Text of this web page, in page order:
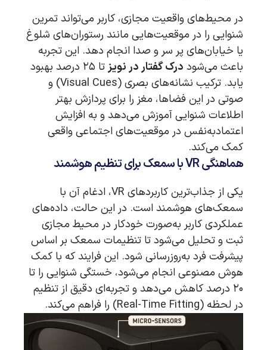
در محیط‌های واقعیت مجازی، کاربر می‌تواند تمرین
شنوایی را در موقعیت‌هایی مانند رستوران‌های شلوغ
یا خیابان‌های پر سر و صدا انجام دهد. این تجربه
باعث می‌شود درک گفتار در نویز
تا ۲۵ درصد بهبود
یابد. ترکیب نشانه‌های بصری (Visual Cues) و
صوتی در این فضاها، مغز را برای پردازش بهتر
اطلاعات شنوایی آموزش می‌دهد و به افزایش
اعتمادبه‌نفس در موقعیت‌های اجتماعی واقعی
کمک می‌کند.
هماهنگی VR با سمعک برای تنظیم هوشمند
یکی از جذاب‌ترین کاربردهای VR، ادغام آن با
سمعک‌های هوشمند است. در این حالت، داده‌های
عملکردی کاربر به‌صورت خودکار در محیط مجازی
ثبت و تحلیل می‌شود تا تنظیمات سمعک بر اساس
پیشرفت فرد به‌روزرسانی شود. این فرایند که با کمک
هوش مصنوعی انجام می‌شود، خستگی شنوایی را تا
۲۰ درصد کاهش می‌دهد و تجربه‌ای دقیق از تنظیم
در لحظه (Real-Time Fitting) را فراهم می‌کند.